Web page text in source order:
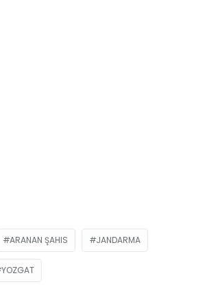
ARANAN ŞAHIS JANDARMA
YOZGAT